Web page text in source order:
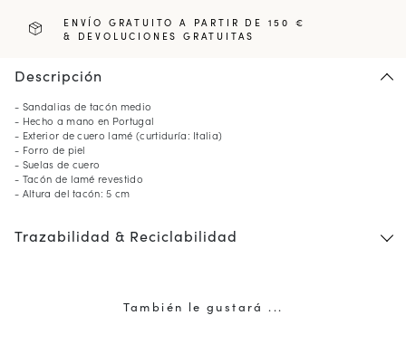
ENVÍO GRATUITO A PARTIR DE 150 €
& DEVOLUCIONES GRATUITAS
Descripción
- Sandalias de tacón medio
- Hecho a mano en Portugal
- Exterior de cuero lamé (curtiduría: Italia)
- Forro de piel
- Suelas de cuero
- Tacón de lamé revestido
- Altura del tacón: 5 cm
Trazabilidad & Reciclabilidad
También le gustará ...